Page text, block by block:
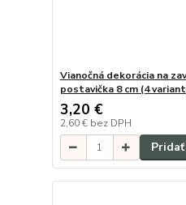
Vianočná dekorácia na
postavička 8 cm (4
3,20 €
2,60 € bez DPH